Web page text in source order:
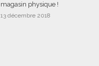
magasin physique !
13 décembre 2018